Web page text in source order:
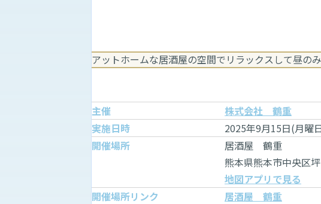
アットホームな居酒屋の空間でリラックスして昼の
主催
株式会社 鶴重
実施日時
2025年9月15日(月
開催場所
居酒屋 鶴重
熊本県熊本市中央区
地図アプリで見る
開催場所リンク
居酒屋 鶴重